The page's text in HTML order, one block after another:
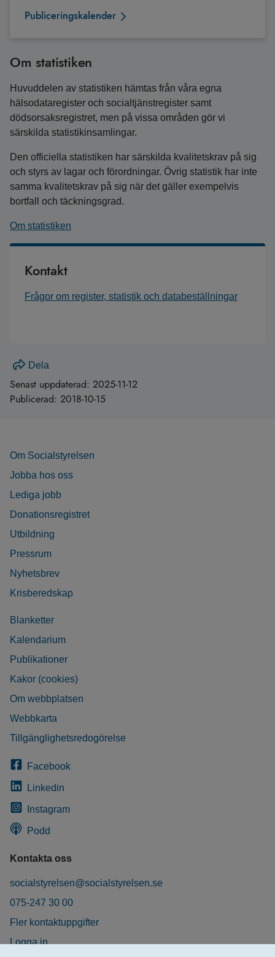
Publiceringskalender
Om statistiken
Huvuddelen av statistiken hämtas från våra egna
hälsodataregister och socialtjänstregister samt
dödsorsaksregistret, men på vissa områden gör vi
särskilda statistikinsamlingar.
Den officiella statistiken har särskilda kvalitetskrav på sig
och styrs av lagar och förordningar. Övrig statistik har inte
samma kvalitetskrav på sig när det gäller exempelvis
bortfall och täckningsgrad.
Om statistiken
Kontakt
Frågor om register, statistik och databeställningar
Dela
Senast uppdaterad: 2025-11-12
Publicerad: 2018-10-15
Om Socialstyrelsen
Jobba hos oss
Lediga jobb
Donationsregistret
Utbildning
Pressrum
Nyhetsbrev
Krisberedskap
Blanketter
Kalendarium
Publikationer
Kakor (cookies)
Om webbplatsen
Webbkarta
Tillgänglighetsredogörelse
Facebook
Linkedin
Instagram
Podd
Kontakta oss
socialstyrelsen@socialstyrelsen.se
075-247 30 00
Fler kontaktuppgifter
Logga in